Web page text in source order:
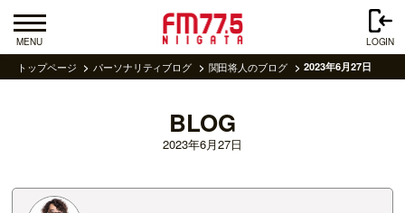
MENU LOGIN
トップページ パーソナリティブログ 関田将人のブログ 2023年6月27日
BLOG
2023年6月27日